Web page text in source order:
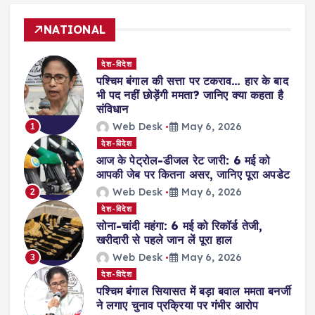
NATIONAL
1
देश-विदेश
पश्चिम बंगाल की सत्ता पर टकराव… हार के बाद
भी पद नहीं छोड़ेंगी ममता? जानिए क्या कहता है
संविधान
Web Desk May 6, 2026
2
देश-विदेश
आज के पेट्रोल-डीजल रेट जारी: 6 मई को
आपकी जेब पर कितना असर, जानिए पूरा अपडेट
Web Desk May 6, 2026
3
देश-विदेश
सोना-चांदी महंगा: 6 मई को रिकॉर्ड तेजी,
खरीदारी से पहले जान लें पूरा हाल
Web Desk May 6, 2026
देश-विदेश
पश्चिम बंगाल सियासत में बड़ा बवाल ममता बनर्जी
ने लगाए चुनाव प्रक्रिया पर गंभीर आरोप